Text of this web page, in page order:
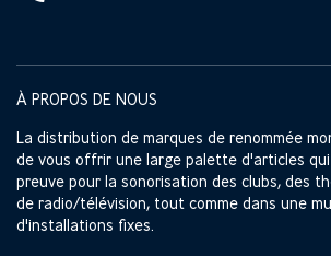
À PROPOS DE NOUS
La distribution de marques de renommée
de vous offrir une large palette d'articles
preuve pour la sonorisation des clubs, des
de radio/télévision, tout comme dans une
d'installations fixes.